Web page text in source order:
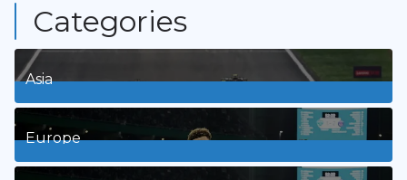
Categories
Asia
1Posts
Europe
3Posts